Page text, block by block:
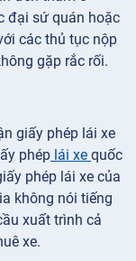
đại sứ quán hoặc
các thủ tục nộp
gặp rắc rối.
giấy phép lái xe
phép lái xe quốc
phép lái xe của
không nói tiếng
xuất trình cả
xe.